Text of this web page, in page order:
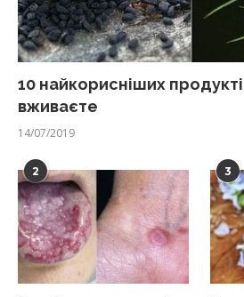
10 найкорисніших
вживаєте
14/07/2019
2 3